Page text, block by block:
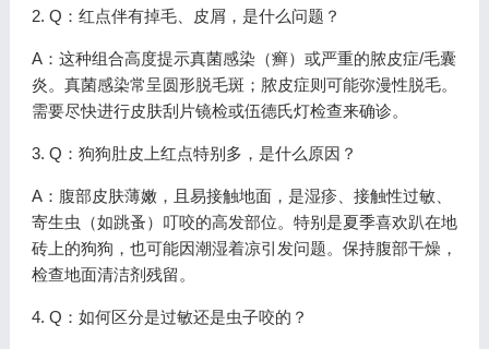
2. Q：红点伴有掉毛、皮屑，是什么问题？
A：这种组合高度提示真菌感染（癣）或严重的脓皮症/毛囊
炎。真菌感染常呈圆形脱毛斑；脓皮症则可能弥漫性脱毛。
需要尽快进行皮肤刮片镜检或伍德氏灯检查来确诊。
3. Q：狗狗肚皮上红点特别多，是什么原因？
A：腹部皮肤薄嫩，且易接触地面，是湿疹、接触性过敏、
寄生虫（如跳蚤）叮咬的高发部位。特别是夏季喜欢趴在地
砖上的狗狗，也可能因潮湿着凉引发问题。保持腹部干燥，
检查地面清洁剂残留。
4. Q：如何区分是过敏还是虫子咬的？